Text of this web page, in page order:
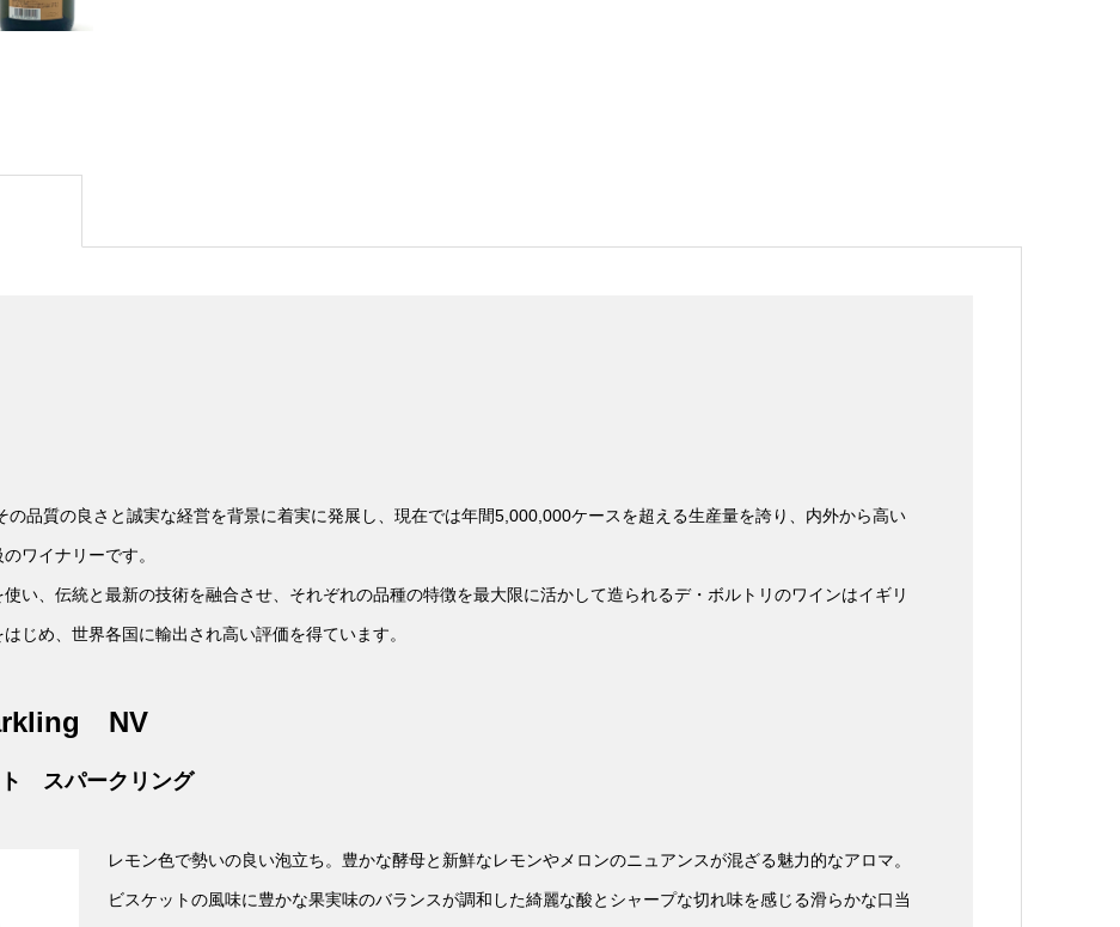
品質の良さと誠実な経営を背景に着実に発展し、現在では年間5,000,000ケースを超える生産量を誇り、内外から高い
ワイナリーです。
い、伝統と最新の技術を融合させ、それぞれの品種の特徴を最大限に活かして造られるデ・ボルトリのワインはイギリ
じめ、世界各国に輸出され高い評価を得ています。
NV
スパークリング
レモン色で勢いの良い泡立ち。豊かな酵母と新鮮なレモンやメロンのニュアンスが混ざる魅力的なアロマ。
ビスケットの風味に豊かな果実味のバランスが調和した綺麗な酸とシャープな切れ味を感じる滑らかな口当